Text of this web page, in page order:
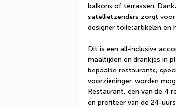
balkons of terrassen.
satellietzenders zorgt voor
designer toiletartikelen en
Dit is een all-inclusive
maaltijden en drankjes in
bepaalde restaurants,
voorzieningen worden
Restaurant, een van de 4
en profiteer van de 24-